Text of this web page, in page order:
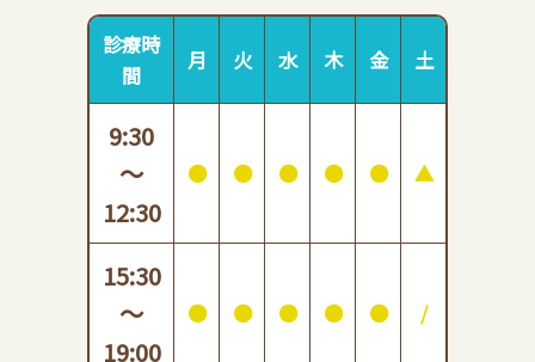
診療時
間
月 火 水 木 金 土
9:30
～
12:30
● ● ● ● ● ▲
15:30
～
19:00
● ● ● ● ● /